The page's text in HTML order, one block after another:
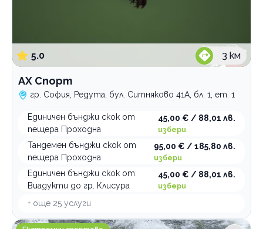
5.0 3 км
АХ Спорт
гр. София, Редута, бул. Ситняково 41А, бл. 1, ет. 1
Единичен бънджи скок от
пещера Проходна
45,00 € / 88,01 лв.
избери
Тандемен бънджи скок от
пещера Проходна
95,00 € / 185,80 лв.
избери
Единичен бънджи скок от
Виадукти до гр. Клисура
45,00 € / 88,01 лв.
избери
+ още 25 услуги
rafting.bg